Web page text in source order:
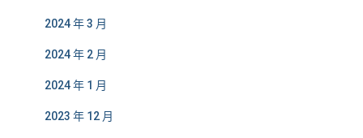
2024 年 3 月
2024 年 2 月
2024 年 1 月
2023 年 12 月